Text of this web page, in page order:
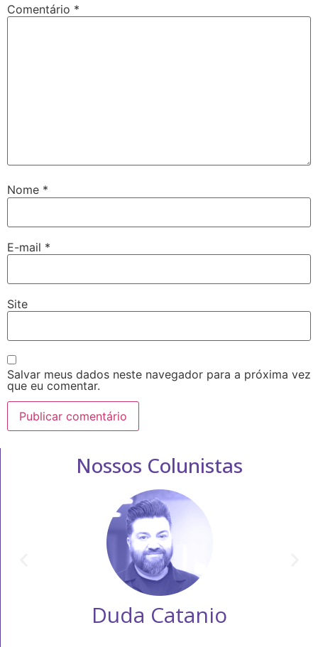
Comentário *
Nome *
E-mail *
Site
Salvar meus dados neste navegador para a próxima vez
que eu comentar.
Nossos Colunistas
Duda Catanio